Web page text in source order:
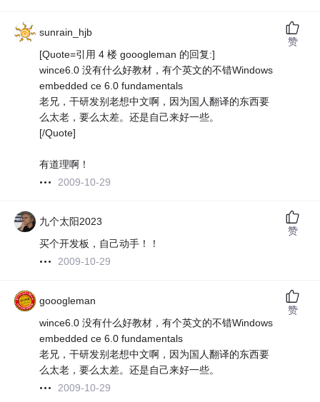
sunrain_hjb
[Quote=引用 4 楼 gooogleman 的回复:]
wince6.0 没有什么好教材，有个英文的不错Windows
embedded ce 6.0 fundamentals
老兄，干研发别老想中文啊，因为国人翻译的东西要
么太老，要么太差。还是自己来好一些。
[/Quote]
有道理啊！
2009-10-29
赞
九个太阳2023
买个开发板，自己动手！！
2009-10-29
赞
gooogleman
wince6.0 没有什么好教材，有个英文的不错Windows
embedded ce 6.0 fundamentals
老兄，干研发别老想中文啊，因为国人翻译的东西要
么太老，要么太差。还是自己来好一些。
2009-10-29
赞